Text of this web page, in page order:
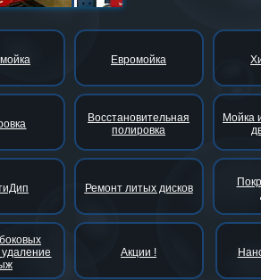
Евромойка
Восстановительная
полировка
Мойка
Ремонт литых дисков
Акции !